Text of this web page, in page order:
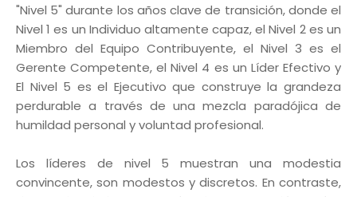
"Nivel 5" durante los años clave de transición, donde el
Nivel 1 es un Individuo altamente capaz, el Nivel 2 es un
Miembro del Equipo Contribuyente, el Nivel 3 es el
Gerente Competente, el Nivel 4 es un Líder Efectivo y
El Nivel 5 es el Ejecutivo que construye la grandeza
perdurable a través de una mezcla paradójica de
humildad personal y voluntad profesional.
Los líderes de nivel 5 muestran una modestia
convincente, son modestos y discretos. En contraste,